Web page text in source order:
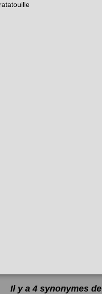
ratatouille
Il y a 4 synonymes de